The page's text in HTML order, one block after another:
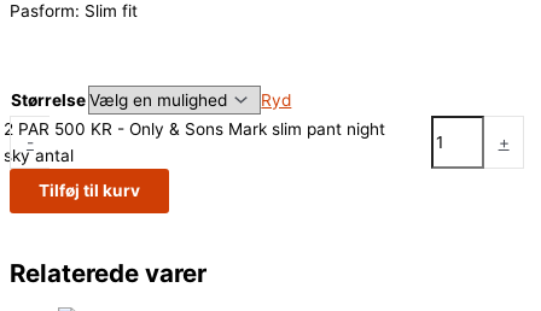
Pasform: Slim fit
Størrelse Ryd
-
2 PAR 500 KR - Only & Sons Mark slim pant night
sky antal
+
Tilføj til kurv
Relaterede varer